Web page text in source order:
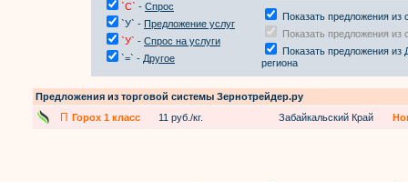
`С` - Спрос
`У` - Предложение услуг
`У` - Спрос на услуги
`=` - Другое
Показать предложения из
Показать предложения из
Показать предложения из
региона
Предложения из торговой системы Зернотрейдер.ру
П Горох 1 класс 11 руб./кг. Забайкальский Край